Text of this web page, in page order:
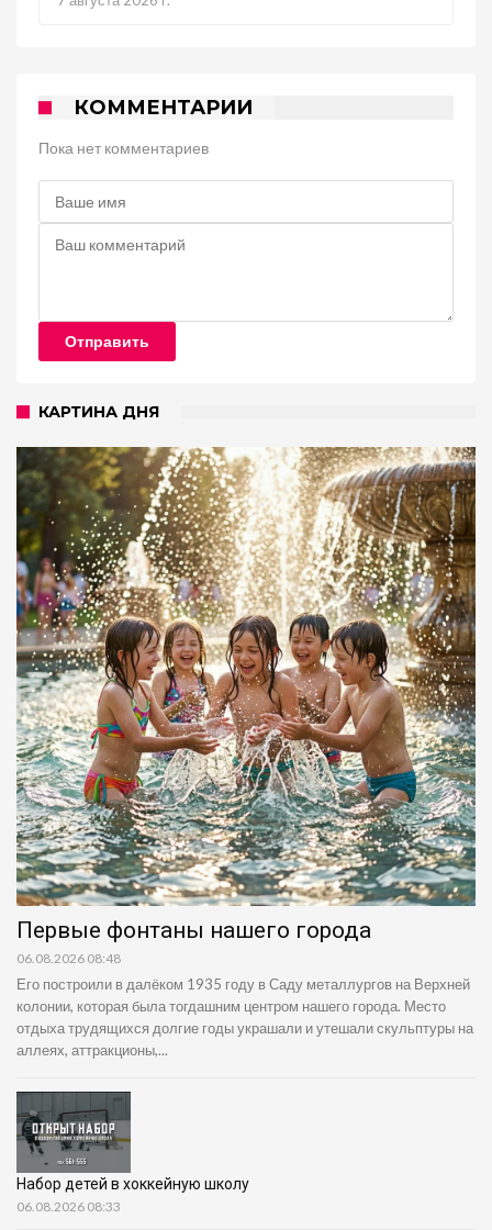
КОММЕНТАРИИ
Пока нет комментариев
Отправить
КАРТИНА ДНЯ
Первые фонтаны нашего города
06.08.2026 08:48
Его построили в далёком 1935 году в Саду металлургов на Верхней
колонии, которая была тогдашним центром нашего города. Место
отдыха трудящихся долгие годы украшали и утешали скульптуры на
аллеях, аттракционы,...
Набор детей в хоккейную школу
06.08.2026 08:33